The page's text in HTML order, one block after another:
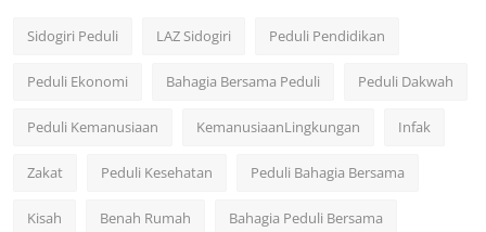
Sidogiri Peduli LAZ Sidogiri Peduli Pendidikan
Peduli Ekonomi Bahagia Bersama Peduli Peduli Dakwah
Peduli Kemanusiaan KemanusiaanLingkungan Infak
Zakat Peduli Kesehatan Peduli Bahagia Bersama
Kisah Benah Rumah Bahagia Peduli Bersama